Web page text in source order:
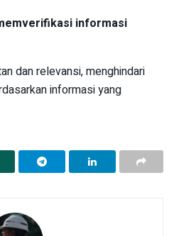
informasi
dan relevansi, menghindari
informasi yang